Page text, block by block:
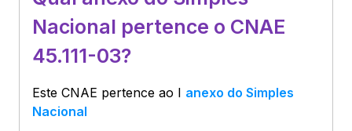
Nacional pertence o CNAE
45.111-03?
Este CNAE pertence ao I anexo do Simples
Nacional